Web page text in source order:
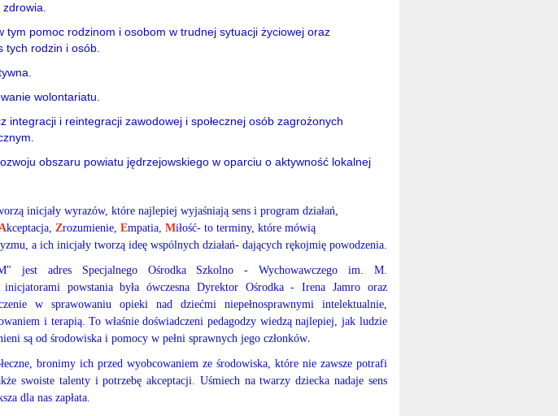
tym pomoc rodzinom i osobom w trudnej sytuacji życiowej oraz
tych rodzin i osób.
wolontariatu.
integracji i reintegracji zawodowej i społecznej osób zagrożonych
obszaru powiatu jędrzejowskiego w oparciu o aktywność lokalnej
inicjały wyrazów, które najlepiej wyjaśniają sens i program działań,
kceptacja, Zrozumienie, Empatia, Miłość- to terminy, które mówią
a ich inicjały tworzą ideę wspólnych działań- dających rękojmię powodzenia.
jest adres Specjalnego Ośrodka Szkolno - Wychowawczego im. M.
powstania była ówczesna Dyrektor Ośrodka - Irena Jamro oraz
w sprawowaniu opieki nad dziećmi niepełnosprawnymi intelektualnie,
i terapią. To właśnie doświadczeni pedagodzy wiedzą najlepiej, jak ludzie
są od środowiska i pomocy w pełni sprawnych jego członków.
bronimy ich przed wyobcowaniem ze środowiska, które nie zawsze potrafi
swoiste talenty i potrzebę akceptacji. Uśmiech na twarzy dziecka nadaje sens
dla nas zapłata.